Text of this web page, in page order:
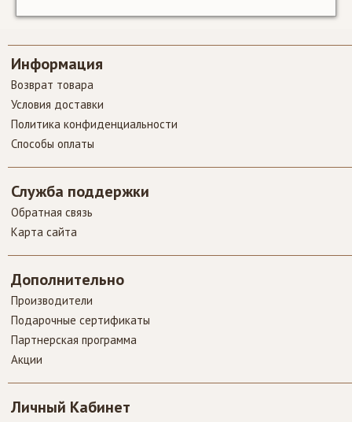
Контейнер для
молока Bartscher
KV9L Контейнер
для молока
Bartscher KV9L
SALE
Информация
Возврат товара
Условия доставки
Политика конфиденциальности
Способы оплаты
Служба поддержки
Обратная связь
Карта сайта
Дополнительно
Производители
Подарочные сертификаты
Партнерская программа
Акции
Личный Кабинет